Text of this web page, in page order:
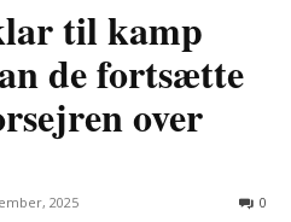
til kamp
de fortsætte
over
2025 0